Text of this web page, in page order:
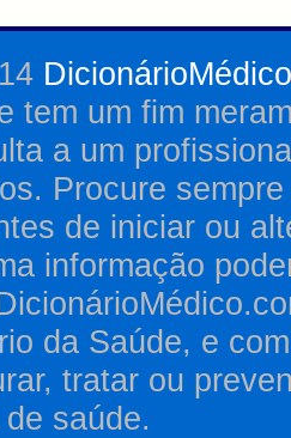
tem um fim
a um
Procure
de iniciar ou
informação
da Saúde, e
tratar ou
saúde.